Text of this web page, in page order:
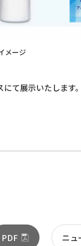
メージ
て展示いたします。
PDF ニュ